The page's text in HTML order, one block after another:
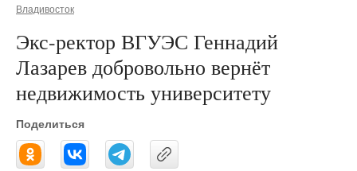
Владивосток
Экс-ректор ВГУЭС Геннадий
Лазарев добровольно вернёт
недвижимость университету
Поделиться